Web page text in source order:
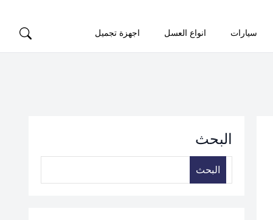
سيارات انواع العسل اجهزة تجميل
البحث
البحث